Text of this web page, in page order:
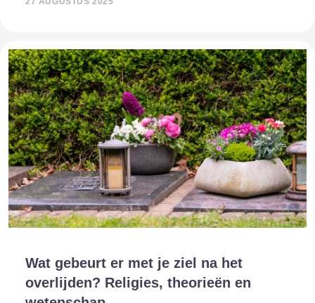
Wat gebeurt er met je ziel na het
overlijden? Religies, theorieën en